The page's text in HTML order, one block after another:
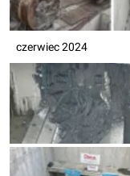
czerwiec 2024